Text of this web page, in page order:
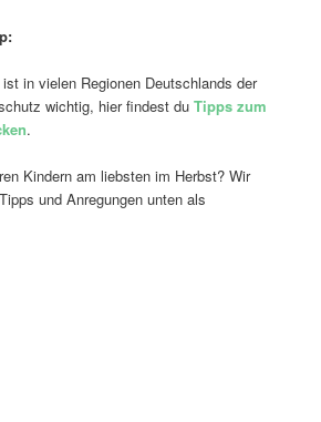
in vielen Regionen Deutschlands der
wichtig, hier findest du Tipps zum
.
Kindern am liebsten im Herbst? Wir
und Anregungen unten als